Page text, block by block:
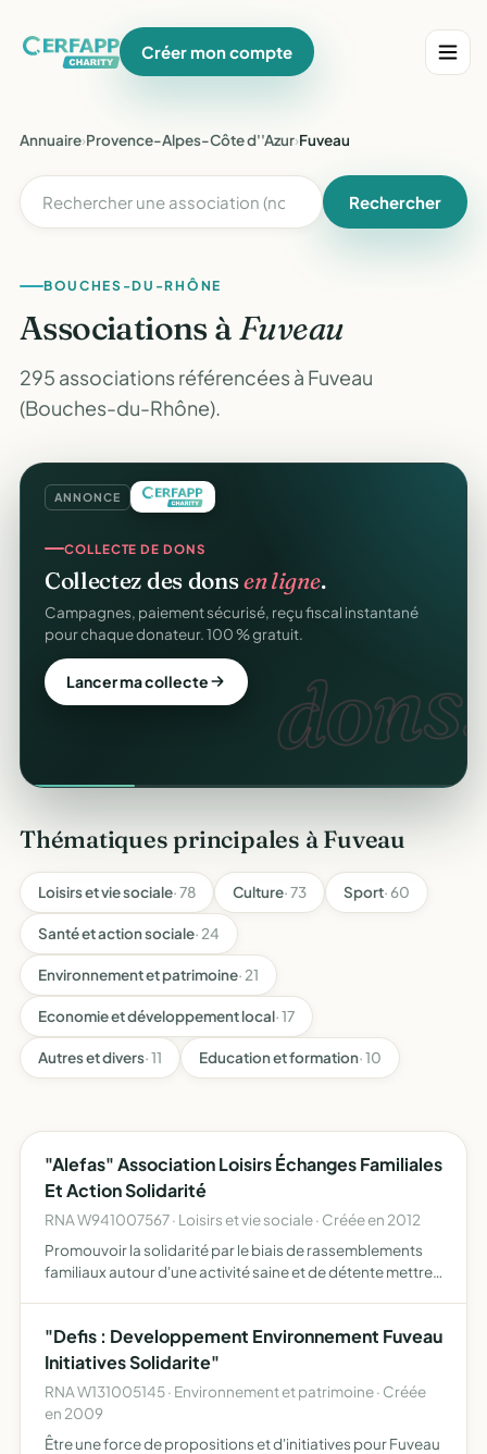
Créer mon compte
Annuaire›Provence-Alpes-Côte d''Azur›Fuveau
Rechercher
BOUCHES-DU-RHÔNE
Associations àFuveau
295 associations référencées à Fuveau
(Bouches-du-Rhône).
ANNONCE
dons.
COLLECTE DE DONS
Collectez des donsen ligne.
Campagnes, paiement sécurisé, reçu fiscal instantané
pour chaque donateur. 100 % gratuit.
Lancer ma collecte
Thématiques principales à Fuveau
Loisirs et vie sociale· 78 Culture· 73 Sport· 60
Santé et action sociale· 24
Environnement et patrimoine· 21
Economie et développement local· 17
Autres et divers· 11 Education et formation· 10
"Alefas" Association Loisirs Échanges Familiales
Et Action Solidarité
RNA W941007567 · Loisirs et vie sociale · Créée en 2012
Promouvoir la solidarité par le biais de rassemblements
familiaux autour d'une activité saine et de détente mettre
"Defis : Developpement Environnement Fuveau
Initiatives Solidarite"
RNA W131005145 · Environnement et patrimoine · Créée
en 2009
Être une force de propositions et d'initiatives pour Fuveau